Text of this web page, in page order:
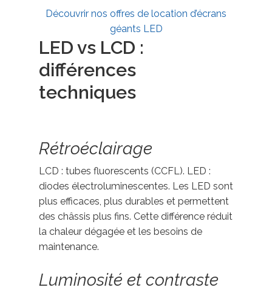
Découvrir nos offres de location d’écrans
géants LED
LED vs LCD :
différences
techniques
Rétroéclairage
LCD : tubes fluorescents (CCFL). LED :
diodes électroluminescentes. Les LED sont
plus efficaces, plus durables et permettent
des châssis plus fins. Cette différence réduit
la chaleur dégagée et les besoins de
maintenance.
Luminosité et contraste